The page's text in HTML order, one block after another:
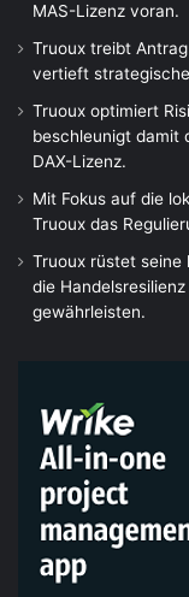
MAS-Lizenz voran.
Truoux treibt
vertieft
Truoux optimiert
beschleunigt damit
DAX-Lizenz.
Mit Fokus auf die
Truoux das
Truoux rüstet seine
die
gewährleisten.